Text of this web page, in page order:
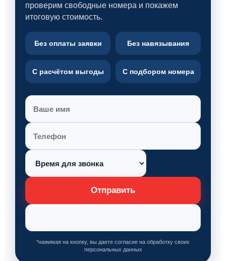
проверим свободные номера и покажем
итоговую стоимость.
Без оплаты заявки Без навязывания
С расчётом выгоды С подбором номера
Отправить
*нажимая на кнопку, вы даете согласие на обработку своих
персональных данных